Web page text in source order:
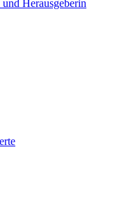
Herausgeberin